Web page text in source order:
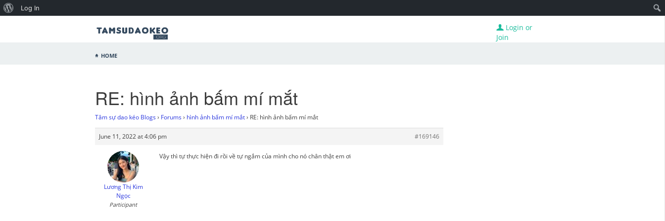
Login or
Join
Home
RE: hình ảnh bấm mí mắt
Tâm sự dao kéo Blogs › Forums › hình ảnh bấm mí mắt › RE: hình ảnh bấm mí mắt
June 11, 2022 at 4:06 pm #169146
Lương Thị Kim
Ngọc
Participant
Vậy thì tự thực hiện đi rồi về tự ngắm của mình cho nó chân thật em ơi
Log In